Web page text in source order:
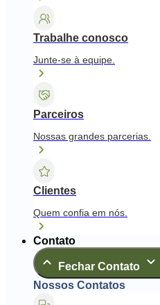
Trabalhe conosco
Junte-se à equipe.
Parceiros
Nossas grandes parcerias.
Clientes
Quem confia em nós.
Contato
Fechar Contato
Nossos Contatos